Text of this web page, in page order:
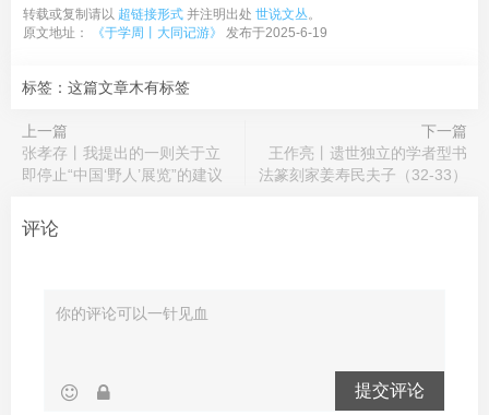
转载或复制请以 超链接形式 并注明出处 世说文丛。
原文地址：
《于学周丨大同记游》 发布于2025-6-19
标签：这篇文章木有标签
上一篇
张孝存丨我提出的一则关于立
即停止“中国‘野人’展览”的建议
下一篇
王作亮丨遗世独立的学者型书
法篆刻家姜寿民夫子（32-33）
评论
提交评论